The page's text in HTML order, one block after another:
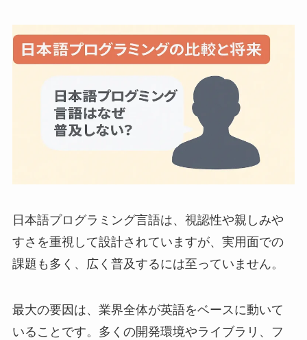
日本語プログラミング言語は、視認性や親しみや
すさを重視して設計されていますが、実用面での
課題も多く、広く普及するには至っていません。
最大の要因は、業界全体が英語をベースに動いて
いることです。多くの開発環境やライブラリ、フ